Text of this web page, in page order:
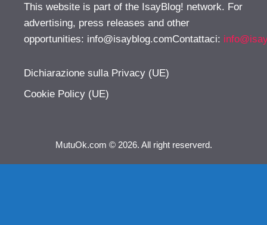
This website is part of the IsayBlog! network. For
advertising, press releases and other
opportunities: info@isayblog.comContattaci:
Dichiarazione sulla Privacy (UE)
Cookie Policy (UE)
MutuOk.com © 2026. All right reserverd.